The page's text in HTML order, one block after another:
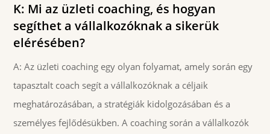
K: Mi az üzleti coaching, és hogyan
segíthet a vállalkozóknak a sikerük
elérésében?
A: Az üzleti coaching egy olyan folyamat, amely során egy
tapasztalt coach segít a vállalkozóknak a céljaik
meghatározásában, a stratégiák kidolgozásában és a
személyes fejlődésükben. A coaching során a vállalkozók